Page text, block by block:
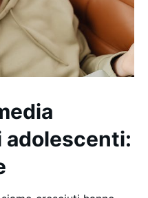
adolescenti: